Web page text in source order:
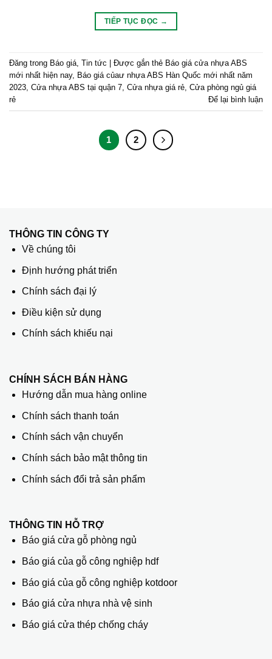
TIẾP TỤC ĐỌC →
Đăng trong Báo giá Tin tức | Được gắn thẻ Báo giá cửa nhựa ABS
mới nhất hiện nay, Báo giá củaư nhựa ABS Hàn Quốc mới nhất năm
2023 Cửa nhựa ABS tại quận 7 Cửa nhựa giá rẻ Cửa phòng ngủ giá
rẻ
Để lại bình luận
1 2
THÔNG TIN CÔNG TY
Về chúng tôi
Định hướng phát triển
Chính sách đại lý
Điều kiện sử dụng
Chính sách khiếu nại
CHÍNH SÁCH BÁN HÀNG
Hướng dẫn mua hàng online
Chính sách thanh toán
Chính sách vận chuyển
Chính sách bảo mật thông tin
Chính sách đổi trả sản phẩm
THÔNG TIN HỖ TRỢ
Báo giá cửa gỗ phòng ngủ
Báo giá của gỗ công nghiệp hdf
Báo giá của gỗ công nghiệp kotdoor
Báo giá cửa nhựa nhà vệ sinh
Báo giá cửa thép chống cháy